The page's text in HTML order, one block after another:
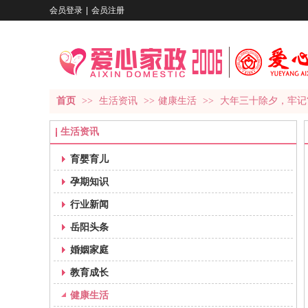
会员登录 会员注册
首页 >> 生活资讯 >> 健康生活 >> 大年三十除夕，牢
生活资讯
育婴育儿
孕期知识
行业新闻
岳阳头条
婚姻家庭
教育成长
健康生活